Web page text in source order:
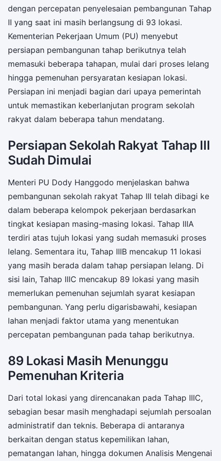
dengan percepatan penyelesaian pembangunan Tahap
II yang saat ini masih berlangsung di 93 lokasi.
Kementerian Pekerjaan Umum (PU) menyebut
persiapan pembangunan tahap berikutnya telah
memasuki beberapa tahapan, mulai dari proses lelang
hingga pemenuhan persyaratan kesiapan lokasi.
Persiapan ini menjadi bagian dari upaya pemerintah
untuk memastikan keberlanjutan program sekolah
rakyat dalam beberapa tahun mendatang.
Persiapan Sekolah Rakyat Tahap III
Sudah Dimulai
Menteri PU Dody Hanggodo menjelaskan bahwa
pembangunan sekolah rakyat Tahap III telah dibagi ke
dalam beberapa kelompok pekerjaan berdasarkan
tingkat kesiapan masing-masing lokasi. Tahap IIIA
terdiri atas tujuh lokasi yang sudah memasuki proses
lelang. Sementara itu, Tahap IIIB mencakup 11 lokasi
yang masih berada dalam tahap persiapan lelang. Di
sisi lain, Tahap IIIC mencakup 89 lokasi yang masih
memerlukan pemenuhan sejumlah syarat kesiapan
pembangunan. Yang perlu digarisbawahi, kesiapan
lahan menjadi faktor utama yang menentukan
percepatan pembangunan pada tahap berikutnya.
89 Lokasi Masih Menunggu
Pemenuhan Kriteria
Dari total lokasi yang direncanakan pada Tahap IIIC,
sebagian besar masih menghadapi sejumlah persoalan
administratif dan teknis. Beberapa di antaranya
berkaitan dengan status kepemilikan lahan,
pematangan lahan, hingga dokumen Analisis Mengenai